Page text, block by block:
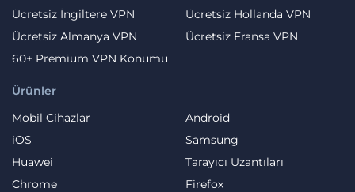
Ürünler
Mobil Cihazlar
Android
iOS
Samsung
Huawei
Tarayıcı Uzantıları
Chrome
Firefox
Ücretsiz İngiltere VPN
Ücretsiz Hollanda VPN
Ücretsiz Almanya VPN
Ücretsiz Fransa VPN
60+ Premium VPN Konumu